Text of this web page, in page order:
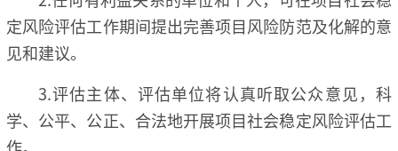
定风险评估工作期间提出完善项目风险防范及化解的意
见和建议。
3.评估主体、评估单位将认真听取公众意见，科
学、公平、公正、合法地开展项目社会稳定风险评估工